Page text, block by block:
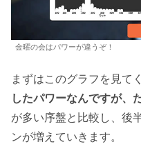
金曜の会はパワーが違うぞ！
まずはこのグラフを見て
したパワーなんですが、
が多い序盤と比較し、後
ンが増えていきます。